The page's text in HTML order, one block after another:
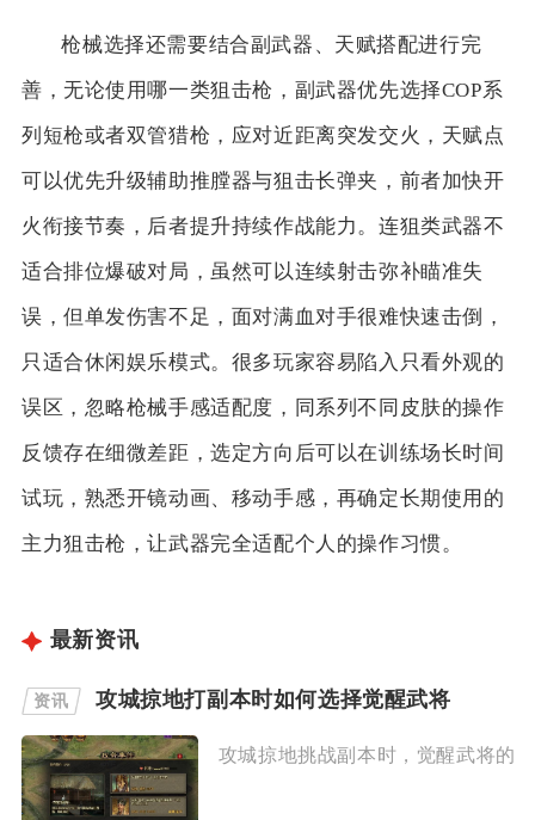
枪械选择还需要结合副武器、天赋搭配进行完
善，无论使用哪一类狙击枪，副武器优先选择COP系
列短枪或者双管猎枪，应对近距离突发交火，天赋点
可以优先升级辅助推膛器与狙击长弹夹，前者加快开
火衔接节奏，后者提升持续作战能力。连狙类武器不
适合排位爆破对局，虽然可以连续射击弥补瞄准失
误，但单发伤害不足，面对满血对手很难快速击倒，
只适合休闲娱乐模式。很多玩家容易陷入只看外观的
误区，忽略枪械手感适配度，同系列不同皮肤的操作
反馈存在细微差距，选定方向后可以在训练场长时间
试玩，熟悉开镜动画、移动手感，再确定长期使用的
主力狙击枪，让武器完全适配个人的操作习惯。
最新资讯
资讯 攻城掠地打副本时如何选择觉醒武将
攻城掠地挑战副本时，觉醒武将的